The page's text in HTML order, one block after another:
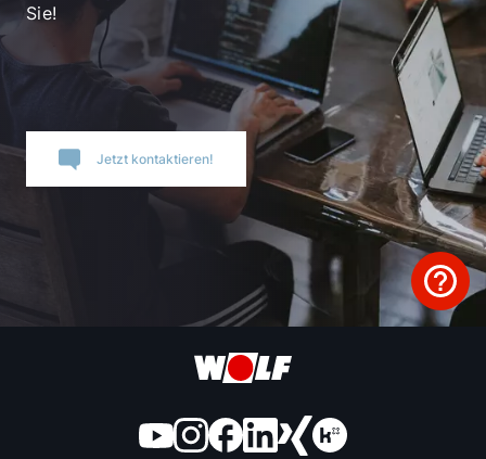
Sie!
Jetzt kontaktieren!